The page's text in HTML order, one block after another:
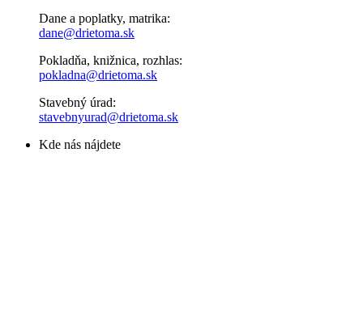
Dane a poplatky, matrika:
dane@drietoma.sk
Pokladňa, knižnica, rozhlas:
pokladna@drietoma.sk
Stavebný úrad:
stavebnyurad@drietoma.sk
Kde nás nájdete